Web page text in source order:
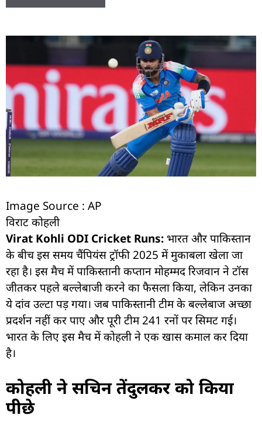
Image Source : AP
विराट कोहली
Virat Kohli ODI Cricket Runs: भारत और पाकिस्तान
के बीच इस समय चैंपियंस ट्रॉफी 2025 में मुकाबला खेला जा
रहा है। इस मैच में पाकिस्तानी कप्तान मोहम्मद रिजवान ने टॉस
जीतकर पहले बल्लेबाजी करने का फैसला किया, लेकिन उनका
ये दांव उल्टा पड़ गया। जब पाकिस्तानी टीम के बल्लेबाज अच्छा
प्रदर्शन नहीं कर पाए और पूरी टीम 241 रनों पर सिमट गई।
भारत के लिए इस मैच में कोहली ने एक खास कमाल कर दिया
है।
कोहली ने सचिन तेंदुलकर को किया
पीछे